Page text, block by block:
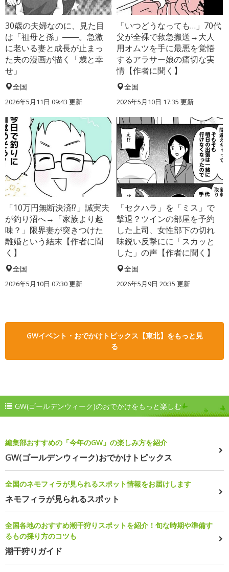
30歳の夫婦なのに、見た目
は「祖母と孫」――。急激
に老いる妻と成長が止まっ
た夫の漫画が描く「歳と幸
せ」
全国
2026年5月11日 09:43 更新
「いつどうなっても…」70代
父が全裸で救急搬送→大人
用オムツを手に最悪を覚悟
するアラサー娘の痛切な実
情【作者に聞く】
全国
2026年5月10日 17:35 更新
「10万円無断決済!?」誠実夫
が釣り沼へ→「家族より趣
味？」限界妻が突きつけた
離婚という結末【作者に聞
く】
全国
2026年5月10日 07:30 更新
「セクハラ」を「ミス」で
撃退？ツインの部屋を予約
した上司、女性部下の切れ
味鋭い反撃にに「スカッと
した」の声【作者に聞く】
全国
2026年5月9日 20:35 更新
GWイベント・おでかけトピックス【東北】をもっと見
る
GW(ゴールデンウィーク)のおでかけをもっと楽しむ
編集部おすすめの「今年のGW」の楽しみ方を紹介
GW(ゴールデンウィーク)おでかけトピックス
全国のネモフィラが見られるスポット情報をお届けします
ネモフィラが見られるスポット
全国各地のおすすめ潮干狩りスポットを紹介！旬な時期や準備す
るもの採り方のコツも
潮干狩りガイド